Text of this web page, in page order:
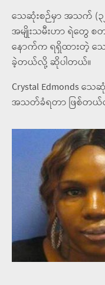
သေဆုံးစဉ်မှာ အသက် (၃၂
အမျိုးသမီးဟာ ရဲတွေ စ
နောက်က ရရှိထားတဲ့
ခဲ့တယ်လို့ ဆိုပါတယ်။
Crystal Edmonds သ
အသတ်ခံရတာ ဖြစ်တယ်